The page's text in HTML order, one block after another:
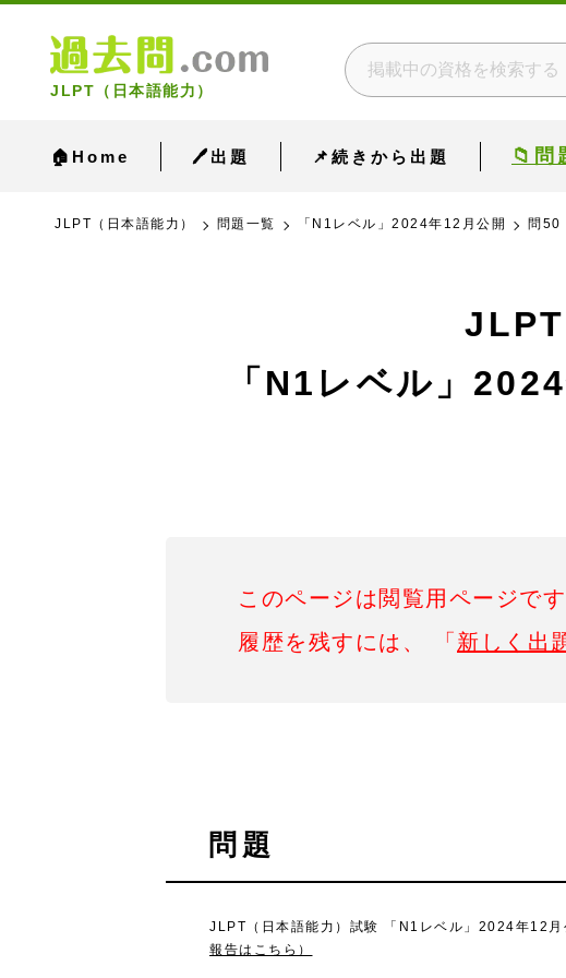
JLPT（日本語能力）
🏠Home 🖊出題 📌続きから出題 📁問
JLPT（日本語能力） 問題一覧 「N1レベル」2024年12月公開 問50
JLPT
「N1レベル」
このページは閲覧用ページです
履歴を残すには、 「 新しく出
問題
JLPT（日本語能力）試験 「N1レベル」2024年12
報告はこちら）